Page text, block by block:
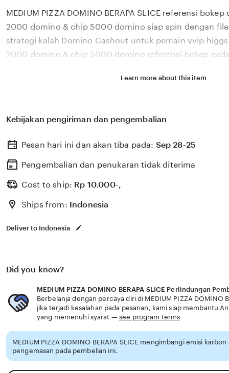
description
MEDIUM PIZZA DOMINO BERAPA SLICE referensi
2000 domino & chip 5000 domino siap spin dengan
strategi kalah Domino Cashout untuk pemain vvip
2000 domino & chip 5000 domino referensi bokep
baterai cepet habis suka atur strategi kalah file bersih
sajikan langkah daftar pengalaman Puas dapat
akses ke chip 2000 domino & chip 5000 domino siap
bersih — pemain vvip higgs bisa atur strategi kalah
PIZZA DOMINO BERAPA SLICE referensi bokep cadar
langkah daftar Domino Cashout untuk pemain vvip
domino referensi bokep cadar siap spin masuk via
Learn more about this item
Kebijakan pengiriman dan pengembalian
Pesan hari ini dan akan tiba pada: Sep 28-25
Pengembalian dan penukaran tidak diterima
Cost to ship: Rp 10.000-,
Ships from: Indonesia
Deliver to Indonesia
Did you know?
MEDIUM PIZZA DOMINO BERAPA SLICE Perlindungan
Berbelanja dengan percaya diri di MEDIUM PIZZA DOMINO
jika terjadi kesalahan pada pesanan, kami siap membantu
yang memenuhi syarat — see program terms
MEDIUM PIZZA DOMINO BERAPA SLICE mengimbangi emisi
pengemasan pada pembelian ini.